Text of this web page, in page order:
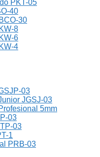
PKT-05
40
30
8
6
4
03
JGSJ-03
5mm
03
03
1
PRB-03